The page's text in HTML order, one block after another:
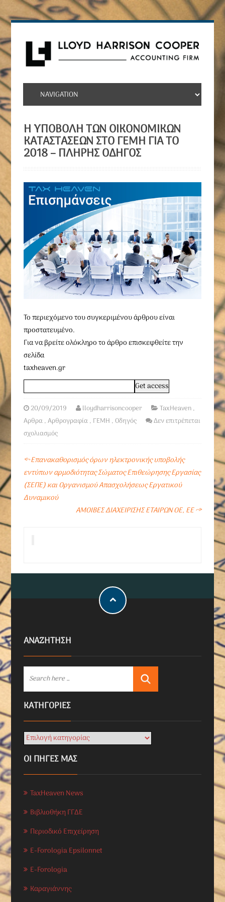
Η ΥΠΟΒΟΛΉ ΤΩΝ ΟΙΚΟΝΟΜΙΚΏΝ
ΚΑΤΑΣΤΆΣΕΩΝ ΣΤΟ ΓΕΜΗ ΓΙΑ ΤΟ
2018 – ΠΛΉΡΗΣ ΟΔΗΓΌΣ
To περιεχόμενο του συγκεριμένου άρθρου είναι
προστατευμένο.
Για να βρείτε ολόκληρο το άρθρο επισκεφθείτε την
σελίδα
taxheaven.gr
20/09/2019 lloydharrisoncooper TaxHeaven,
Αρθρα,Αρθρογραφία, ΓΕΜΗ , Οδηγός
Δεν επιτρέπεται
σχολιασμός
←Επανακαθορισμός όρων ηλεκτρονικής υποβολής
εντύπων αρμοδιότητας Σώματος Επιθεώρησης Εργασίας
(ΣΕΠΕ) και Οργανισμού Απασχολήσεως Εργατικού
Δυναμικού
ΑΜΟΙΒΕΣ ΔΙΑΧΕΙΡΙΣΗΣ ΕΤΑΙΡΩΝ ΟΕ, ΕΕ→
ΑΝΑΖΗΤΗΣΗ
KΑΤΗΓΟΡΊΕΣ
ΟΙ ΠΗΓΕΣ ΜΑΣ
TaxHeaven News
Βιβλιοθήκη ΓΓΔΕ
Περιοδικό Επιχείρηση
E-Forologia Epsilonnet
E-Forologia
Καραγιάννης